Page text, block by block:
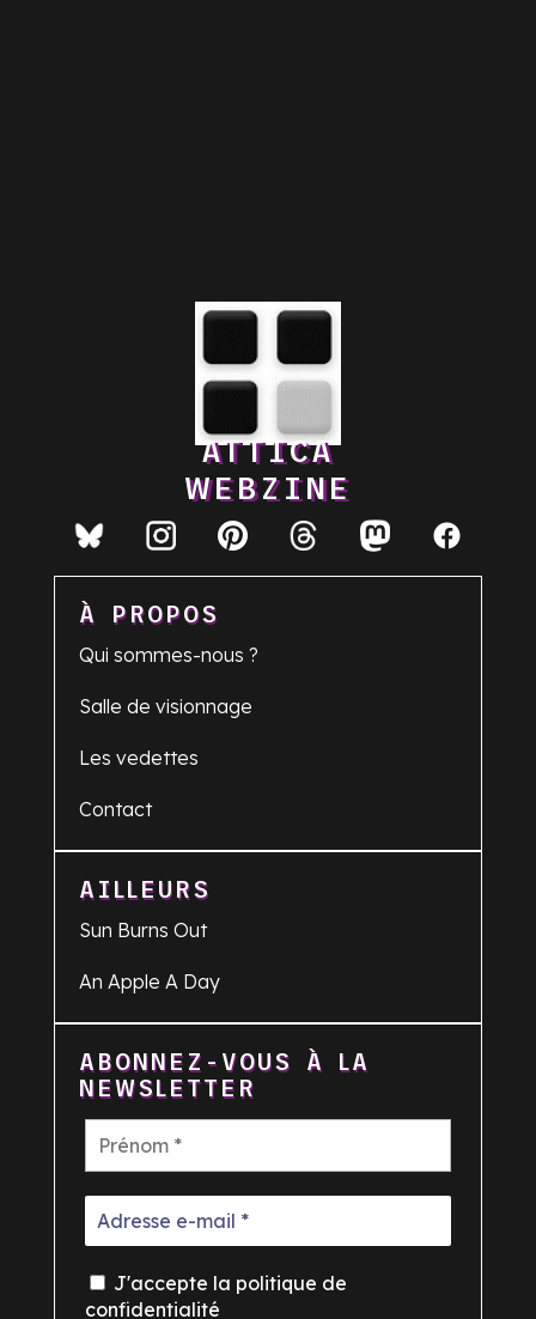
ATTICA
WEBZINE
À PROPOS
Qui sommes-nous ?
Salle de visionnage
Les vedettes
Contact
AILLEURS
Sun Burns Out
An Apple A Day
ABONNEZ-VOUS À LA
NEWSLETTER
J'accepte la politique de
confidentialité